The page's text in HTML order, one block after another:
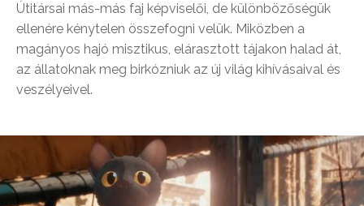
Útitársai más-más faj képviselői, de különbözőségük
ellenére kénytelen összefogni velük. Miközben a
magányos hajó misztikus, elárasztott tájakon halad át,
az állatoknak meg birkózniuk az új világ kihívásaival és
veszélyeivel.